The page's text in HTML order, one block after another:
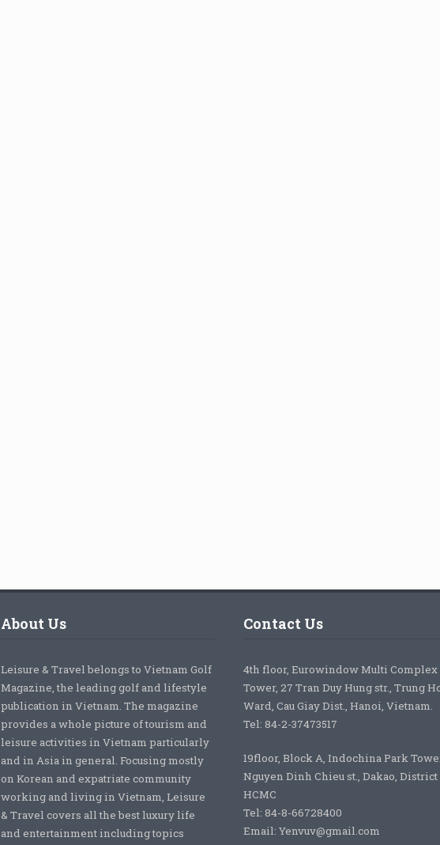
About Us
Leisure & Travel belongs to Vietnam Golf
Magazine, the leading golf and lifestyle
publication in Vietnam. The magazine
provides a whole picture of tourism and
leisure activities in Vietnam particularly
and in Asia in general. Focusing mostly
on Korean and expatriate community
working and living in Vietnam, Leisure
& Travel covers all the best luxury life
and entertainment including topics
Contact Us
4th floor, Eurowindow Multi Complex
Tower, 27 Tran Duy Hung str., Trung
Ward, Cau Giay Dist., Hanoi, Vietnam.
Tel: 84-2-37473517
19floor, Block A, Indochina Park
Nguyen Dinh Chieu st., Dakao, District
HCMC
Tel: 84-8-66728400
Email: Yenvuv@gmail.com